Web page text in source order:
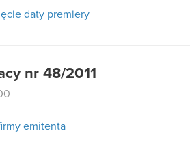
daty premiery
nr 48/2011
emitenta